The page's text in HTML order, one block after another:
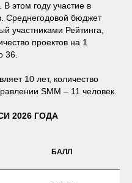
В этом году участие в
Среднегодовой бюджет
участниками Рейтинга,
проектов на 1
36.
10 лет, количество
SMM – 11 человек.
2026 ГОДА
БАЛЛ